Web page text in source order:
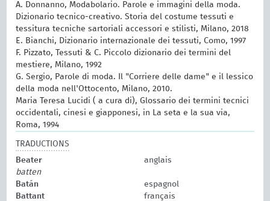
A. Donnanno, Modabolario. Parole e immagini della moda.
Dizionario tecnico-creativo. Storia del costume tessuti e
tessitura tecniche sartoriali accessori e stilisti, Milano, 2018
E. Bianchi, Dizionario internazionale dei tessuti, Como, 1997
F. Pizzato, Tessuti & C. Piccolo dizionario dei termini del
mestiere, Milano, 1992
G. Sergio, Parole di moda. Il "Corriere delle dame" e il lessico
della moda nell'Ottocento, Milano, 2010.
Maria Teresa Lucidi ( a cura di), Glossario dei termini tecnici
occidentali, cinesi e giapponesi, in La seta e la sua via,
Roma, 1994
TRADUCTIONS
Beater
anglais
batten
Batán
espagnol
Battant
français